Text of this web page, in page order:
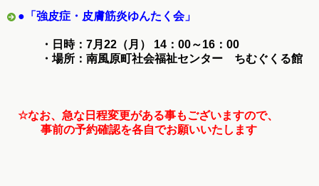
●「強皮症・皮膚筋炎ゆんたく会」
・日時：7月22（月） 14：00～16：00
・場所：南風原町社会福祉センター ちむぐくる館
☆なお、急な日程変更がある事もございますので、
事前の予約確認を各自でお願いいたします